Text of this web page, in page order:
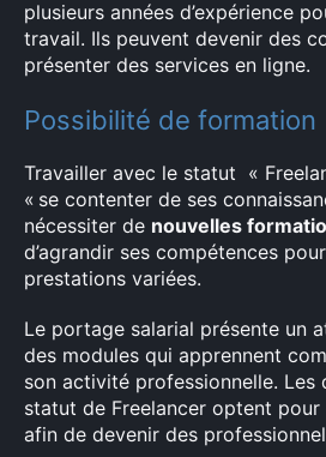
plusieurs années d’expérience
travail. Ils peuvent devenir des
présenter des services en ligne.
Possibilité de formation
Travailler avec le statut «
« se contenter de ses
nécessiter de nouvelles
d’agrandir ses compétences
prestations variées.
Le portage salarial présente un
des modules qui apprennent
son activité professionnelle. Les
statut de Freelancer optent
afin de devenir des